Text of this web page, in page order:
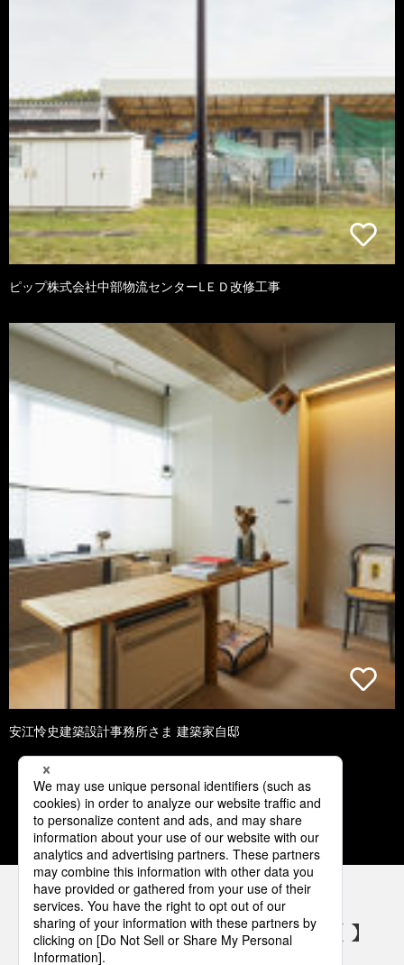
ピップ株式会社中部物流センターLＥＤ改修工事
安江怜史建築設計事務所さま 建築家自邸
1 2 3 4
パナソニックの電気設備 SNSアカウント